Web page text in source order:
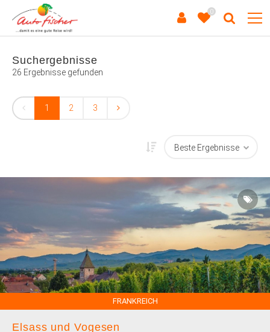
0
Suchergebnisse
26 Ergebnisse gefunden
1 2 3
FRANKREICH
Elsass und Vogesen